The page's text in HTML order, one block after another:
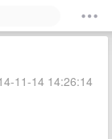
11-14 14:26:14